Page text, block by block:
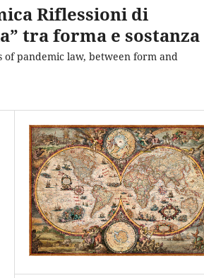
Riflessioni di
tra forma e sostanza
of pandemic law, between form and